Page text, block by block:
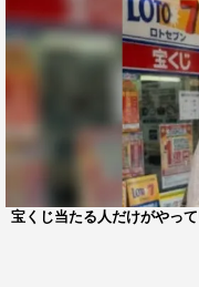
月20日（月）からは、
ボードを同ポスターが
WACK一色で染め上げ
宝くじ当たる人だけがやっ